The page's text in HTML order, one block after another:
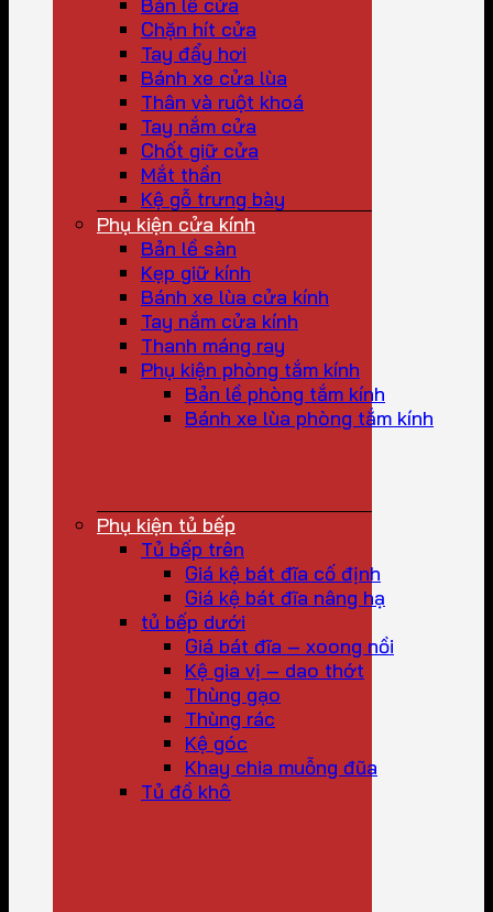
Chặn hít cửa
Tay đẩy hơi
Bánh xe cửa lùa
Thân và ruột khoá
Tay nắm cửa
Chốt giữ cửa
Mắt thần
Kệ gỗ trưng bày
Phụ kiện cửa kính
Bản lề sàn
Kẹp giữ kính
Bánh xe lùa cửa kính
Tay nắm cửa kính
Thanh máng ray
Phụ kiện phòng tắm kính
Bản lề phòng tắm kính
Bánh xe lùa phòng tắm kính
Phụ kiện tủ bếp
Tủ bếp trên
Giá kệ bát đĩa cố định
Giá kệ bát đĩa nâng hạ
tủ bếp dưới
Giá bát đĩa – xoong nồi
Kệ gia vị – dao thớt
Thùng gạo
Thùng rác
Kệ góc
Khay chia muỗng đũa
Tủ đồ khô